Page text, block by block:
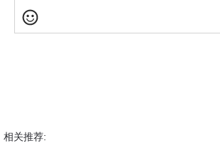
相关推荐: